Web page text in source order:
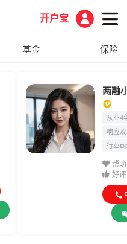
开户宝
基金 保险
两融
从业4
响应
行业
帮
好